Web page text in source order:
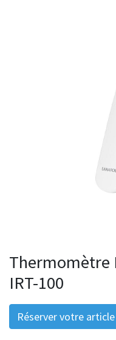
Thermomètre
IRT-100
Réserver votre article